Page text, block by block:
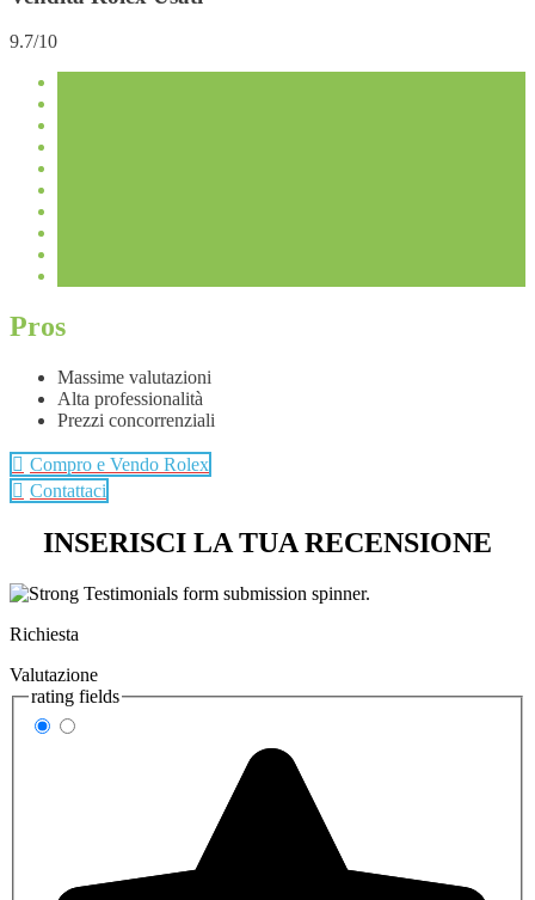
9.7/10
Pros
Massime valutazioni
Alta professionalità
Prezzi concorrenziali
Compro e Vendo Rolex
Contattaci
INSERISCI LA TUA RECENSIONE
Richiesta
Valutazione
rating fields